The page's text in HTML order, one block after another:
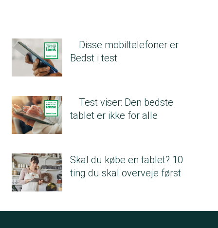
Disse mobiltelefoner er
Bedst i test
Test viser: Den bedste
tablet er ikke for alle
Skal du købe en tablet? 10
ting du skal overveje først